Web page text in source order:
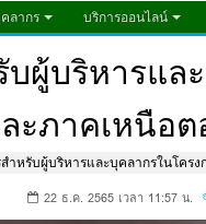
ลากร บริการออนไลน์
ผู้บริหารแล
ภาคเหนือต
ำหรับผู้บริหารและบุคลากรในโค
22 ธ.ค. 2565 เวลา 11:57 น.